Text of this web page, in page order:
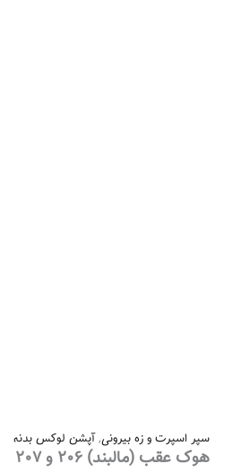
سپر اسپرت و زه بيرونی,آپشن لوکس بدنه
هوک عقب (مالبند) 206 و 207